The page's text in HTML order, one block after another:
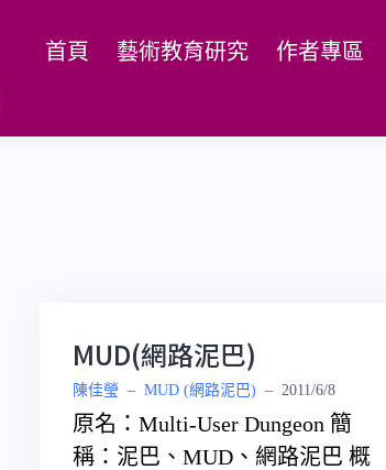
首頁 藝術教育研究 作者專區
MUD(網路泥巴)
陳佳瑩 – MUD (網路泥巴) – 2011/6/8
原名：Multi-User Dungeon 簡
稱：泥巴、MUD、網路泥巴 概